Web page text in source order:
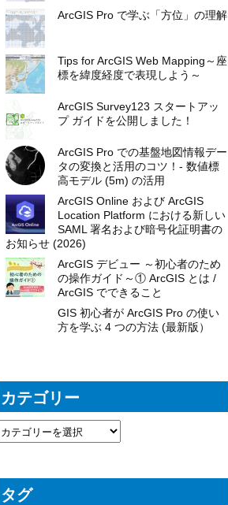
ArcGIS Pro で学ぶ「方位」の理解
Tips for ArcGIS Web Mapping～座
標を緯度経度で表現しよう～
ArcGIS Survey123 スタートアッ
プ ガイドを公開しました！
ArcGIS Pro での基盤地図情報デー
タの変換と活用のコツ！- 数値標
高モデル (5m) の活用
ArcGIS Online および ArcGIS
Location Platform における新しい
SAML 署名および暗号化証明書の
お知らせ (2026)
ArcGIS デビュー ～初心者のため
の操作ガイド～① ArcGIS とは /
ArcGIS でできること
GIS 初心者が ArcGIS Pro の使い
方を学ぶ 4 つの方法 (最新版）
カテゴリー
タグ